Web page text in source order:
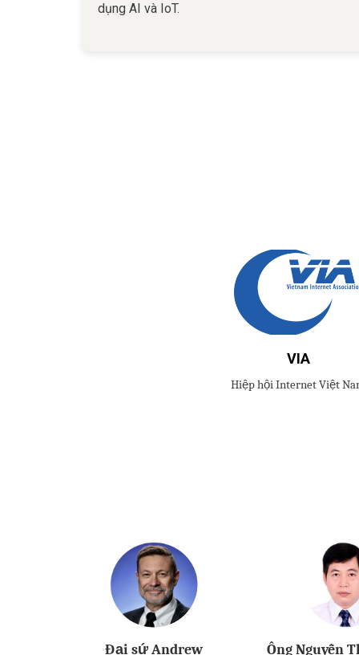
dụng AI và IoT.
VIA
Hiệp hội Internet Việt
Đại sứ Andrew
Ông Nguyễn